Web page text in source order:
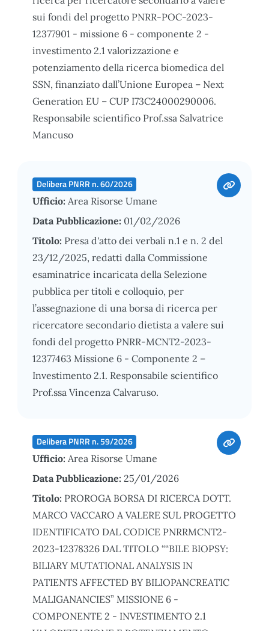
sui fondi del progetto PNRR-POC-2023-
12377901 - missione 6 - componente 2 -
investimento 2.1 valorizzazione e
potenziamento della ricerca biomedica del
SSN, finanziato dall’Unione Europea – Next
Generation EU – CUP I73C24000290006.
Responsabile scientifico Prof.ssa Salvatrice
Mancuso
Delibera PNRR n. 60/2026
Ufficio: Area Risorse Umane
Data Pubblicazione: 01/02/2026
Titolo: Presa d'atto dei verbali n.1 e n. 2 del
23/12/2025, redatti dalla Commissione
esaminatrice incaricata della Selezione
pubblica per titoli e colloquio, per
l’assegnazione di una borsa di ricerca per
ricercatore secondario dietista a valere sui
fondi del progetto PNRR-MCNT2-2023-
12377463 Missione 6 - Componente 2 –
Investimento 2.1. Responsabile scientifico
Prof.ssa Vincenza Calvaruso.
Delibera PNRR n. 59/2026
Ufficio: Area Risorse Umane
Data Pubblicazione: 25/01/2026
Titolo: PROROGA BORSA DI RICERCA DOTT.
MARCO VACCARO A VALERE SUL PROGETTO
IDENTIFICATO DAL CODICE PNRRMCNT2-
2023-12378326 DAL TITOLO ““BILE BIOPSY:
BILIARY MUTATIONAL ANALYSIS IN
PATIENTS AFFECTED BY BILIOPANCREATIC
MALIGANANCIES” MISSIONE 6 -
COMPONENTE 2 - INVESTIMENTO 2.1